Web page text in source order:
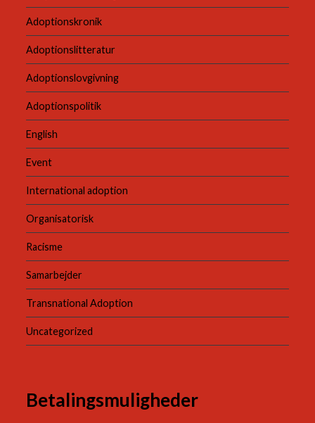
Adoptionskronik
Adoptionslitteratur
Adoptionslovgivning
Adoptionspolitik
English
Event
International adoption
Organisatorisk
Racisme
Samarbejder
Transnational Adoption
Uncategorized
Betalingsmuligheder